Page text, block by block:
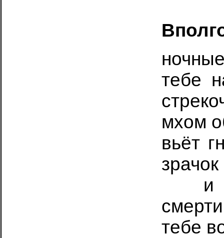
тебе
мхом
вьёт
и
тебе